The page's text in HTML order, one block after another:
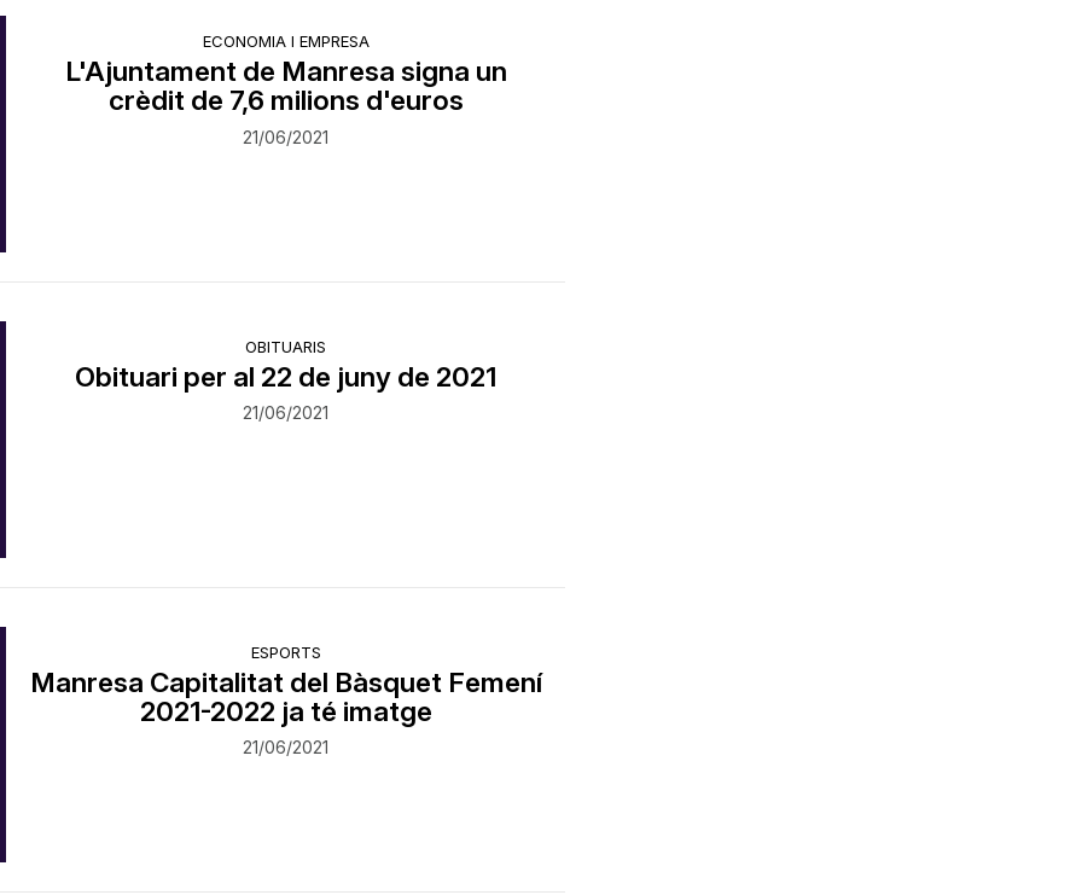
ECONOMIA I EMPRESA
L'Ajuntament de Manresa signa un
crèdit de 7,6 milions d'euros
21/06/2021
OBITUARIS
Obituari per al 22 de juny de 2021
21/06/2021
ESPORTS
Manresa Capitalitat del Bàsquet Femení
2021-2022 ja té imatge
21/06/2021